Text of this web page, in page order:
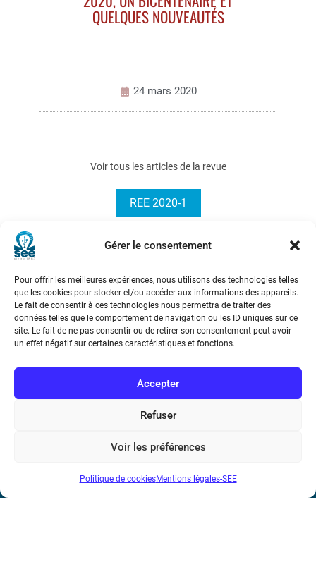
Gérer le consentement
Pour offrir les meilleures expériences, nous utilisons des technologies telles
que les cookies pour stocker et/ou accéder aux informations des appareils.
Le fait de consentir à ces technologies nous permettra de traiter des
données telles que le comportement de navigation ou les ID uniques sur ce
site. Le fait de ne pas consentir ou de retirer son consentement peut avoir
un effet négatif sur certaines caractéristiques et fonctions.
Accepter
Refuser
Voir les préférences
Politique de cookiesMentions légales-SEE
QUELQUES NOUVEAUTÉS
24 mars 2020
Voir tous les articles de la revue
REE 2020-1
Société de l’Electricité, de l’Electronique et des Technologies
de l’Information et de la Communication
17 rue de l’Amiral Hamelin
Métro : « Boissière » Ligne 6 et « Iéna » Ligne 9
Téléphone : (+33) 1 56 90 37 17
N° de SIREN : 785 393 232, Code APE : 9412Z TVA intra-